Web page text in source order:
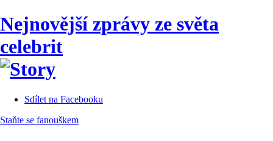
Nejnovější zprávy ze světa
celebrit
Sdílet na Facebooku
Staňte se fanouškem